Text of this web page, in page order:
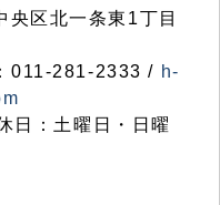
区北一条東1丁目
011-281-2333 / h-
日：土曜日・日曜